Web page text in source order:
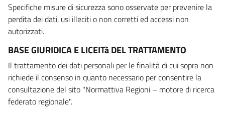
Specifiche misure di sicurezza sono osservate per prevenire la
perdita dei dati, usi illeciti o non corretti ed accessi non
autorizzati.
BASE GIURIDICA E LICEITà DEL TRATTAMENTO
Il trattamento dei dati personali per le finalità di cui sopra non
richiede il consenso in quanto necessario per consentire la
consultazione del sito "Normattiva Regioni – motore di ricerca
federato regionale".